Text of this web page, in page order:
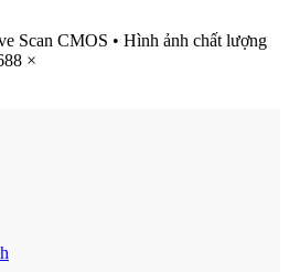
Scan CMOS • Hình ảnh chất lượng
×